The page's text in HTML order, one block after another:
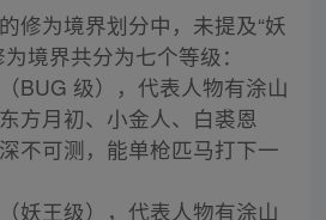
的修为境界划分中，未提及“妖
境界共分为七个等级：
BUG 级），代表人物有涂山
方月初、小金人、白裘恩
不可测，能单枪匹马打下一
妖王级），代表人物有涂山